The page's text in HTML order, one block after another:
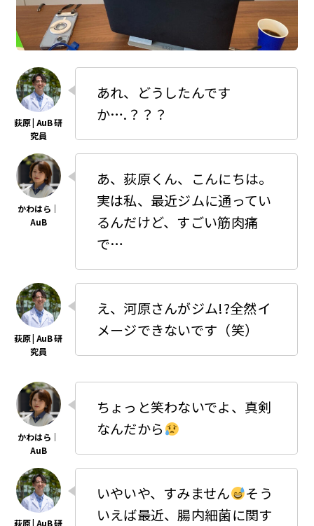
あれ、どうしたんです
か….？？？
あ、荻原くん、こんにちは。
実は私、最近ジムに通ってい
るんだけど、すごい筋肉痛
で…
え、河原さんがジム!?全然イ
メージできないです（笑）
ちょっと笑わないでよ、真剣
なんだから
いやいや、すみません
そう
いえば最近、腸内細菌に関す